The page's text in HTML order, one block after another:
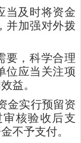
当及时将资金
并加强对外拨
要，科学合理
位应当关注项
益。
金实行预留资
核验收后支
不予支付。